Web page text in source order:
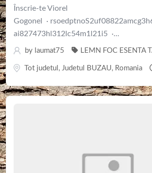
Înscrie-te Viorel
Gogonel ·
ai827473hl312lc54m1l21i5 ·...
by laumat75 LEMN FOC ESENTA
Tot judetul , Judetul BUZAU, Romania